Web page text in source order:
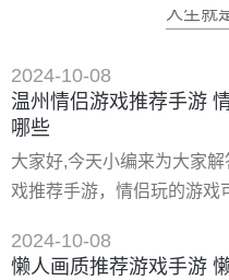
人生就
2024-10-08
温州情侣游戏推荐手游
哪些
大家好,今天小编来为大家
戏推荐手游，情侣玩的游戏
排名***10推荐 适合情侣一
2024-10-08
懒人画质推荐游戏手游